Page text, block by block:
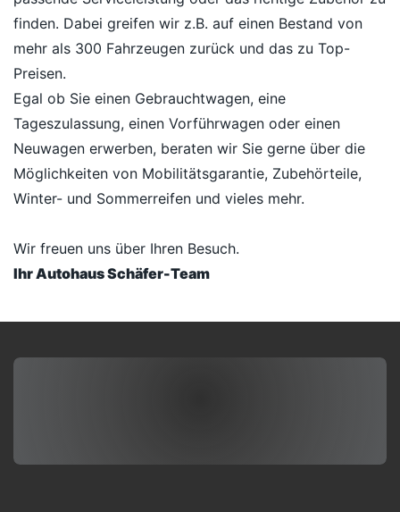
finden. Dabei greifen wir z.B. auf einen Bestand von
mehr als 300 Fahrzeugen zurück und das zu Top-
Preisen.
Egal ob Sie einen Gebrauchtwagen, eine
Tageszulassung, einen Vorführwagen oder einen
Neuwagen erwerben, beraten wir Sie gerne über die
Möglichkeiten von Mobilitätsgarantie, Zubehörteile,
Winter- und Sommerreifen und vieles mehr.
Wir freuen uns über Ihren Besuch.
Ihr Autohaus Schäfer-Team